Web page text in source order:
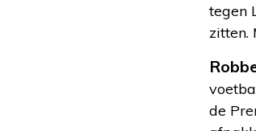
tegen
zitten.
de